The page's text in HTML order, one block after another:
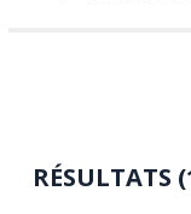
RÉSULTATS